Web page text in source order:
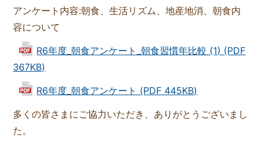
アンケート内容:朝食、生活リズム、地産地消、朝食内
容について
R6年度_朝食アンケート_朝食習慣年比較 (1) (PDF
367KB)
R6年度_朝食アンケート (PDF 445KB)
多くの皆さまにご協力いただき、ありがとうございまし
た。